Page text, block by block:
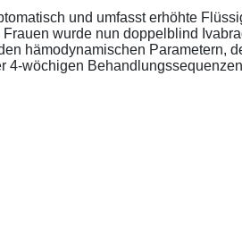
und umfasst erhöhte
wurde nun doppelblind
hämodynamischen Parametern,
4-wöchigen